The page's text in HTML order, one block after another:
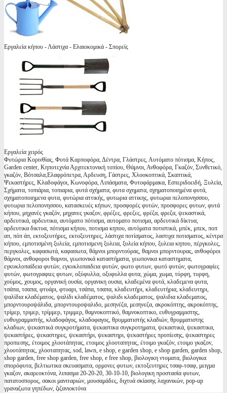
Εργαλεία κήπου - Λάστιχα - Ελαιοκομικά - Σπορείς
Εργαλεία χειρός
Φυτώρια Κορινθίας, Φυτά Καρποφόρα, Δέντρα, Γλάστρες, Αυτόματο πότισμα, Κήπος,
Garden center, Κηποτεχνία Αρχιτεκτονική τοπίου, Θάμνοι, Ανθοφόρα, Γκαζόν, Συνθετικό,
γκαζόν, Βότσαλα,Ελαφρόπετρα, Αρδευση, Γάστρες, Χλοοκοπτικά, Σκαπτικά,
Ψεκαστήρες, Κλαδοφάγοι, Κωνοφόρα, Λιπάσματα, Φυτοφάρμακα, Εσπεριδοειδή, Ξυλεία,
Σχήματα, τοπιάρια, τοπιαρια, φυτά σχήματα, φυτα σχηματα, σχηματοποιημένα φυτά,
σχηματοποιημενα φυτα, φυτώρια αττικής, φυτωρια αττικης, φυτωρια πελοπονησσου,
φυτωρια πελοπονησσου, κατασκευές κήπων, προσφορές φυτών, προσφορες φυτων, φυτά
κήπου, μηχανές γκαζόν, μηχανες γκαζον, φρέζες, φρεζες, φρέζα, φρεζα, ψεκαστικά,
αρδευτικά, αρδευτικα, αυτόματο πότισμα, αυτοματο ποτισμα, αρδευτικά δίκτυα,
αρδευτικα δικτυα, πότισμα κήπου, ποτισμα κηπου, αυτόματα ποτιστικά, μπέκ, μπεκ, ποπ
απ, πόπ άπ, εκτοξευτήρες, εκτοξευτηρες, λάστιχα ποτίσματος, λαστιχα ποτισματος, κέντρα
κήπου, εμποτισμένη ξυλεία, εμποτισμενη ξυλεια, ξυλεία κήπου, ξυλεια κηπου, πέργκολες,
περγκολες, καφασωτά, καφασωτα, θάμνοι μπορντούρας, θαμνοι μπορντουρας, ανθοφόροι
θάμνοι, ανθοφοροι θαμνοι, γεωπονικά καταστήματα, γεωπονικα καταστηματα,
εγκυκλοπαίδεια φυτών, εγκυκλοπαιδεια φυτών, φωτο φυτων, φωτό φυτών, φωτογραφίες
φυτών, φωτογραφιες φυτων, οξύφυλλα, οξυφυλλα φυτα, χώμα, χωμα, τύρφη, τυρφη,
χούμος, χουμος, οργανική ουσία, οργανικη ουσια, κλαδεμένα φυτά, κλαδεμενα φυτα,
τσάπα, τσαπα, φτυάρι, φτυαρι, τσάπα, τσαπα, κλαδευτήρι, κλαδευτήρια, κλαδευτηρι,
ψαλίδια κλαδέματος, ψαλίδι κλαδέματος, ψαλιδι κλαδεματος, ψαλιδια κλαδεματος,
μπορντουροψάλιδα, μπορντουροψαλιδο, μεσηνέζα, μεσηνεζα, ακροκόπτης, ακροκόπτης,
τρίμερ, τριμερ, τρίμμερ, τριμμερ, θαμνοκοπτικό, θαμνοκοπτικο, ευθυγραμμιστης,
ευθυγραμμιστής, κλαδοφάγος, κλαδοφαγος, θρυμματιστής κλαδιών, θρυμματιστης
κλαδιων, ψεκαστικά συγκροτήματα, ψεκαστικα συγκροτηματα, ψεκαστικά, ψεκαστικα,
ψεκαστήρες, ψεκαστηρες, ψεκαστήρι, ψεκαστηρι, ψεκαστήρες προπίεσης, ψεκαστηρες
προπιεσης, έτοιμος χλοοτάπητας, ετοιμος χλοοταπητας, έτοιμο γκαζόν, ετοιμο γκαζον,
χλοοτάπητας, χλοοταπητας, sod, lawn, e shop, e garden shop, e shop garden, garden shop,
shop garden, free shop garden, free shop, e free shop, βιολογικη ντοματα, βιολογικα
σπορόφυτα, βελτιωτικα σκευασματα, ορμονες φυτων, εκτοξευτηρες τσαφ-τσαφ, μειγμα
γκαζον, ακαρεοκτόνα, λιπασμα 20-20-20, 30-10-10, βιολογικη προστασία φυτων,
πατατοσπορος, σακοι μανιταριών, μουσαμάδες, διχτυά σκίασης λαχανικών, pop-up
γραναζωτα γηπέδων, ζιζανιοκτόνα